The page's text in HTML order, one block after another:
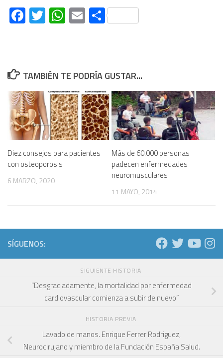
Facebook
Twitter
WhatsApp
EmailCompartir
TAMBIÉN TE PODRÍA GUSTAR...
Diez consejos para pacientes
con osteoporosis
6 MARZO, 2020
Más de 60.000 personas
padecen enfermedades
neuromusculares
11 MAYO, 2014
SÍGUENOS:
SIGUIENTE HISTORIA
“Desgraciadamente, la mortalidad por enfermedad
cardiovascular comienza a subir de nuevo”
HISTORIA PREVIA
Lavado de manos. Enrique Ferrer Rodriguez,
Neurocirujano y miembro de la Fundación España Salud.